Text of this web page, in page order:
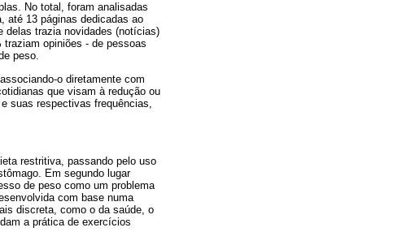
No total, foram analisadas
até 13 páginas dedicadas ao
delas trazia novidades (notícias)
opiniões - de pessoas
peso.
o diretamente com
que visam à redução ou
suas respectivas frequências,
restritiva, passando pelo uso
Em segundo lugar
de peso como um problema
com base numa
discreta, como o da saúde, o
a prática de exercícios